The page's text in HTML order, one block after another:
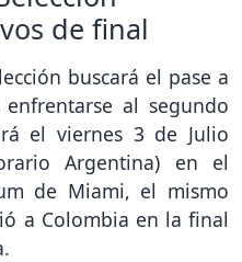
de final
buscará el pase a
al segundo
el viernes 3 de Julio
Argentina) en el
de Miami, el mismo
a Colombia en la final